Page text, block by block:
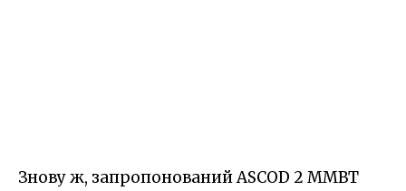
Знову ж, запропонований ASCOD 2 MMBT